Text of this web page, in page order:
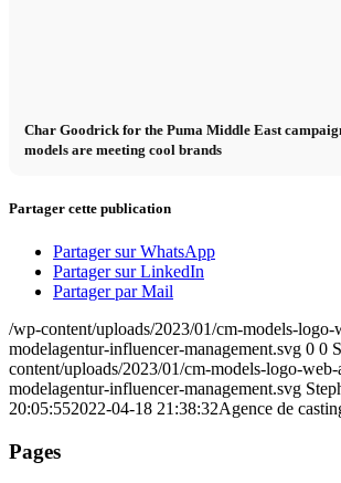
Char Goodrick for the Puma Middle East
models are meeting cool brands
Partager cette publication
Partager sur WhatsApp
Partager sur LinkedIn
Partager par Mail
/wp-content/uploads/2023/01/cm-models-logo-
modelagentur-influencer-management.svg 0 0
content/uploads/2023/01/cm-models-logo-web-
modelagentur-influencer-management.svg
20:05:552022-04-18 21:38:32Agence de
Pages